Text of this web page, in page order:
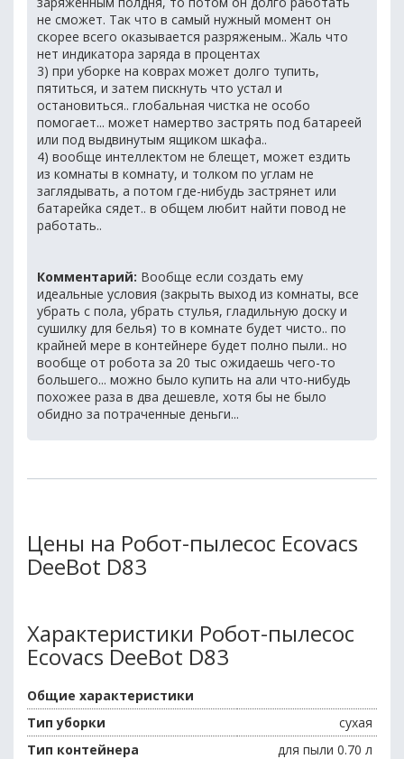
не сможет. Так что в самый нужный момент он
скорее всего оказывается разряженым.. Жаль что
нет индикатора заряда в процентах
3) при уборке на коврах может долго тупить,
пятиться, и затем пискнуть что устал и
остановиться.. глобальная чистка не особо
помогает... может намертво застрять под батареей
или под выдвинутым ящиком шкафа..
4) вообще интеллектом не блещет, может ездить
из комнаты в комнату, и толком по углам не
заглядывать, а потом где-нибудь застрянет или
батарейка сядет.. в общем любит найти повод не
работать..
Комментарий: Вообще если создать ему
идеальные условия (закрыть выход из комнаты, все
убрать с пола, убрать стулья, гладильную доску и
сушилку для белья) то в комнате будет чисто.. по
крайней мере в контейнере будет полно пыли.. но
вообще от робота за 20 тыс ожидаешь чего-то
большего... можно было купить на али что-нибудь
похожее раза в два дешевле, хотя бы не было
обидно за потраченные деньги...
Цены на Робот-пылесос Ecovacs
DeeBot D83
Характеристики Робот-пылесос
Ecovacs DeeBot D83
Общие характеристики
Тип уборки
сухая
Тип контейнера
для пыли 0.70 л